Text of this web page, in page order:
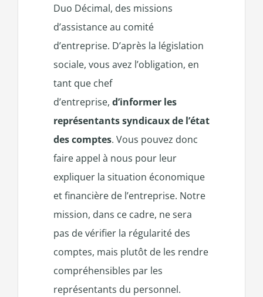
Duo Décimal, des missions
d’assistance au comité
d’entreprise. D’après la législation
sociale, vous avez l’obligation, en
tant que chef
d’entreprise, d’informer les
représentants syndicaux de l’état
des comptes. Vous pouvez donc
faire appel à nous pour leur
expliquer la situation économique
et financière de l’entreprise. Notre
mission, dans ce cadre, ne sera
pas de vérifier la régularité des
comptes, mais plutôt de les rendre
compréhensibles par les
représentants du personnel.